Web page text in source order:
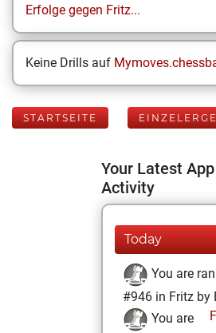
Erfolge gegen Fritz...
Keine Drills auf
STARTSEITE
Your Latest App
Activity
Today
You are
#946 in Fritz by
You are